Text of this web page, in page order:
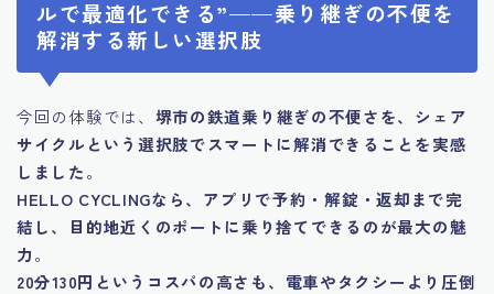
ルで最適化できる”——乗り継ぎの不便を
解消する新しい選択肢
今回の体験では、 堺市の鉄道乗り継ぎの不便さを、シェア
サイクルという選択肢でスマートに解消できることを実感
しました。
HELLO CYCLINGなら、アプリで予約・解錠・返却まで完
結し、目的地近くのポートに乗り捨てできるのが最大の魅
力。
20分130円というコスパの高さも、電車やタクシーより圧倒